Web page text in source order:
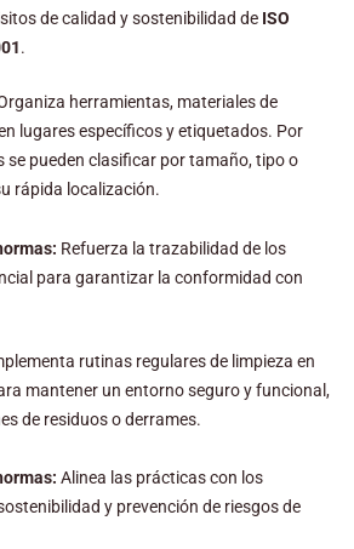
de calidad y sostenibilidad de ISO
.
herramientas, materiales de
lugares específicos y etiquetados. Por
se pueden clasificar por tamaño, tipo o
rápida localización.
Refuerza la trazabilidad de los
para garantizar la conformidad con
rutinas regulares de limpieza en
mantener un entorno seguro y funcional,
de residuos o derrames.
Alinea las prácticas con los
y prevención de riesgos de